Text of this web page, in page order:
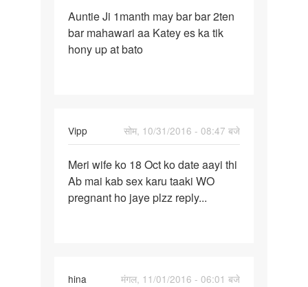
Auntie
Ji
1manth
Auntie Ji 1manth may bar bar 2ten
bar mahawari aa Katey es ka tik
hony up at bato
Vipp
सोम, 10/31/2016 - 08:47 बजे
Meri
wife
ko
Meri wife ko 18 Oct ko date aayi thi
Ab mai kab sex karu taaki WO
pregnant ho jaye plzz reply...
hina
मंगल, 11/01/2016 - 06:01 बजे